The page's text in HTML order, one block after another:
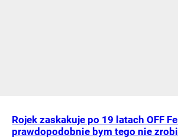
Rojek zaskakuje po 19 latach OFF
prawdopodobnie bym tego nie